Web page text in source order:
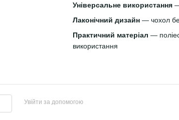
Універсальне використання
Лаконічний дизайн — чохол
Практичний матеріал —
використання
Увійти за допомогою